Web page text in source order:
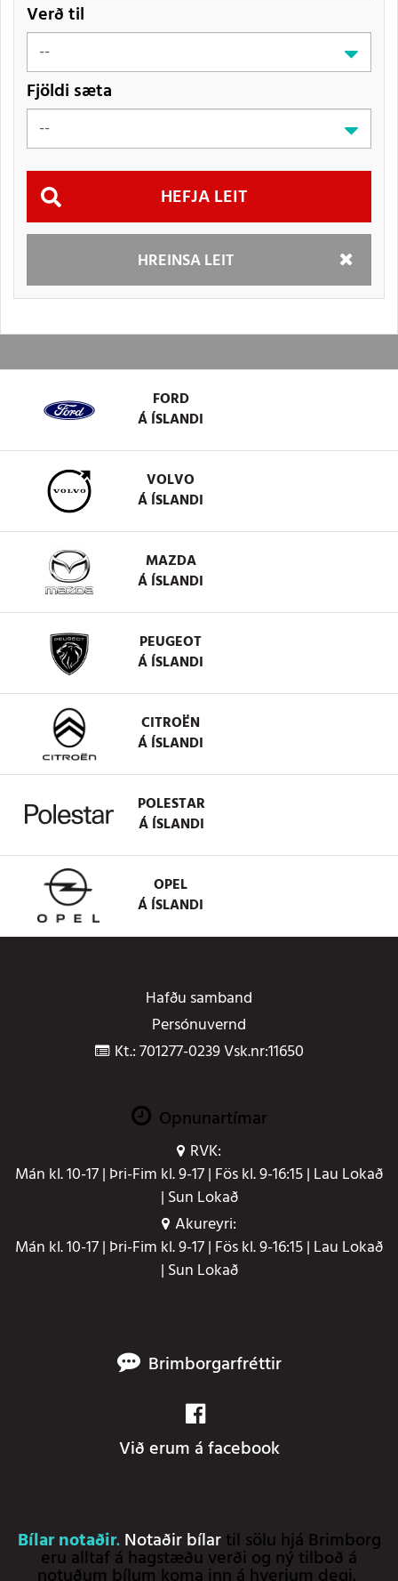
Verð til
Fjöldi sæta
HREINSA LEIT
Hefja
FORD
Á ÍSLANDI
VOLVO
Á ÍSLANDI
MAZDA
Á ÍSLANDI
PEUGEOT
Á ÍSLANDI
CITROËN
Á ÍSLANDI
POLESTAR
Á ÍSLANDI
OPEL
Á ÍSLANDI
Hafðu samband
Persónuvernd
Kt.: 701277-0239 Vsk.nr:11650
Opnunartímar
RVK:
Mán kl. 10-17 | Þri-Fim kl. 9-17 | Fös kl. 9-16:15 | Lau Lokað
| Sun Lokað
Akureyri:
Mán kl. 10-17 | Þri-Fim kl. 9-17 | Fös kl. 9-16:15 | Lau Lokað
| Sun Lokað
Brimborgarfréttir
Við erum á facebook
Bílar notaðir. Notaðir bílartil sölu hjá Brimborg
eru alltaf á hagstæðu verði og ný tilboð á